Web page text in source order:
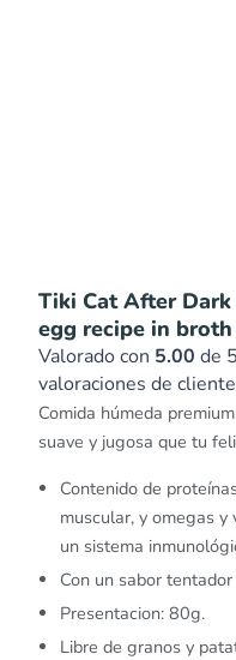
Tiki Cat After
egg recipe in
Valorado con 5.00 de
valoraciones de
Comida húmeda
suave y jugosa que tu
Contenido de
muscular, y omegas
un sistema
Con un sabor tentador
Presentacion: 80g.
Libre de granos y